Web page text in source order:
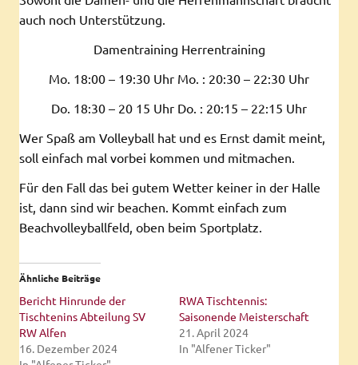
auch noch Unterstützung.
Damentraining Herrentraining
Mo. 18:00 – 19:30 Uhr Mo. : 20:30 – 22:30 Uhr
Do. 18:30 – 20 15 Uhr Do. : 20:15 – 22:15 Uhr
Wer Spaß am Volleyball hat und es Ernst damit meint,
soll einfach mal vorbei kommen und mitmachen.
Für den Fall das bei gutem Wetter keiner in der Halle
ist, dann sind wir beachen. Kommt einfach zum
Beachvolleyballfeld, oben beim Sportplatz.
Ähnliche Beiträge
Bericht Hinrunde der
Tischtenins Abteilung SV
RW Alfen
16. Dezember 2024
RWA Tischtennis:
Saisonende Meisterschaft
21. April 2024
In "Alfener Ticker"